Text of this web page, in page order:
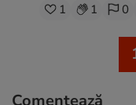
1 1 0
Comentează